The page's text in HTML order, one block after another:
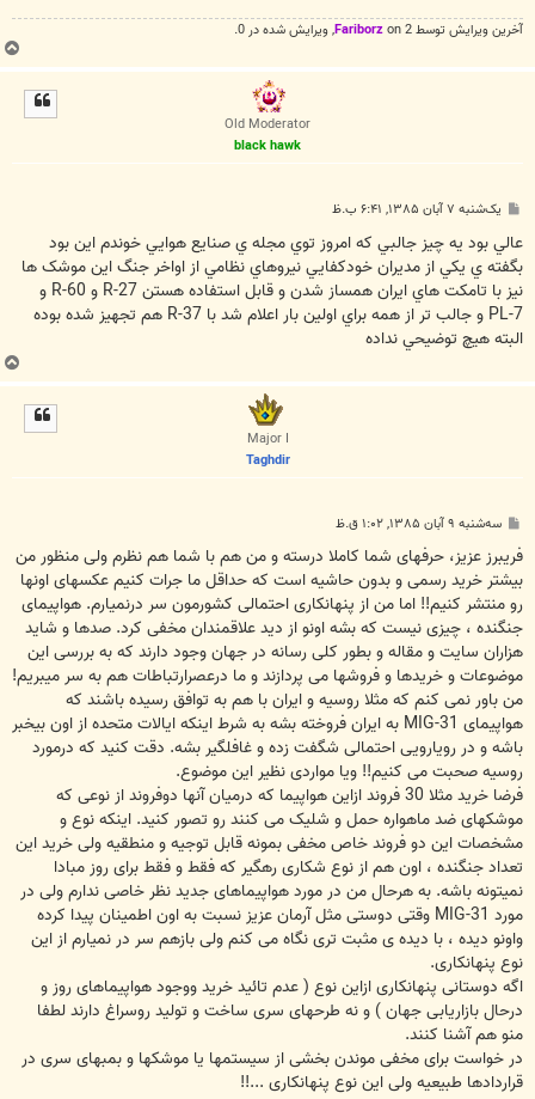
آخرین ويرايش توسط 2 on Fariborz, ويرايش شده در 0.
ب
ا
Old Moderator
black hawk
پ
ت
یک‌شنبه ۷ آبان ۱۳۸۵, ۶:۴۱ ب.ظ
عالي بود يه چيز جالبي که امروز توي مجله ي صنايع هوايي خوندم اين بود
بگفته ي يکي از مديران خودکفايي نيروهاي نظامي از اواخر جنگ اين موشک ها
نيز با تامکت هاي ايران همساز شدن و قابل استفاده هستن R-27 و R-60 و
PL-7 و جالب تر از همه براي اولين بار اعلام شد با R-37 هم تجهيز شده بوده
البته هيچ توضيحي نداده
ب
ا
Major I
Taghdir
پ
ت
سه‌شنبه ۹ آبان ۱۳۸۵, ۱:۰۲ ق.ظ
فریبرز عزیز، حرفهای شما کاملا درسته و من هم با شما هم نظرم ولی منظور من
بیشتر خرید رسمی و بدون حاشیه است که حداقل ما جرات کنیم عکسهای اونها
رو منتشر کنیم!! اما من از پنهانکاری احتمالی کشورمون سر درنمیارم. هواپیمای
جنگنده ، چیزی نیست که بشه اونو از دید علاقمندان مخفی کرد. صدها و شاید
هزاران سایت و مقاله و بطور کلی رسانه در جهان وجود دارند که به بررسی این
موضوعات و خریدها و فروشها می پردازند و ما درعصرارتباطات هم به سر میبریم!
من باور نمی کنم که مثلا روسیه و ایران با هم به توافق رسیده باشند که
هواپیمای MIG-31 به ایران فروخته بشه به شرط اینکه ایالات متحده از اون بیخبر
باشه و در رویارویی احتمالی شگفت زده و غافلگیر بشه. دقت کنید که درمورد
روسیه صحبت می کنیم!! ویا مواردی نظیر این موضوع.
فرضا خرید مثلا 30 فروند ازاین هواپیما که درمیان آنها دوفروند از نوعی که
موشکهای ضد ماهواره حمل و شلیک می کنند رو تصور کنید. اینکه نوع و
مشخصات این دو فروند خاص مخفی بمونه قابل توجیه و منطقیه ولی خرید این
تعداد جنگنده ، اون هم از نوع شکاری رهگیر که فقط و فقط برای روز مبادا
نمیتونه باشه. به هرحال من در مورد هواپیماهای جدید نظر خاصی ندارم ولی در
مورد MIG-31 وقتی دوستی مثل آرمان عزیز نسبت به اون اطمینان پیدا کرده
واونو دیده ، با دیده ی مثبت تری نگاه می کنم ولی بازهم سر در نمیارم از این
نوع پنهانکاری.
اگه دوستانی پنهانکاری ازاین نوع ( عدم تائید خرید ووجود هواپیماهای روز و
درحال بازاریابی جهان ) و نه طرحهای سری ساخت و تولید روسراغ دارند لطفا
منو هم آشنا کنند.
در خواست برای مخفی موندن بخشی از سیستمها یا موشکها و بمبهای سری در
قراردادها طبیعیه ولی این نوع پنهانکاری ...!!